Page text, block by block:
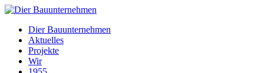
Dier Bauunternehmen
Aktuelles
Projekte
Wir